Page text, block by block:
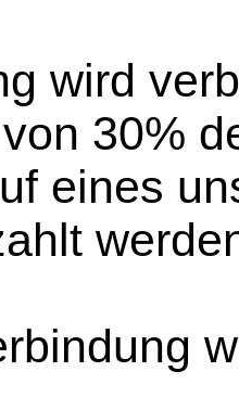
wird
30%
eines